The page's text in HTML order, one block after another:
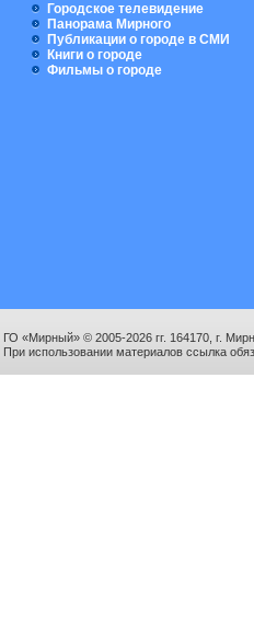
Городское телевидение
Панорама Мирного
Публикации о городе в СМИ
Книги о городе
Фильмы о городе
ГО «Мирный» © 2005-2026 гг. 164170, г.
При использовании материалов ссылка